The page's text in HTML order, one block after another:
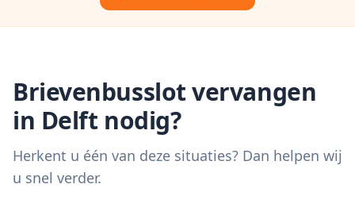
Brievenbusslot vervangen
in Delft nodig?
Herkent u één van deze situaties? Dan helpen wij
u snel verder.